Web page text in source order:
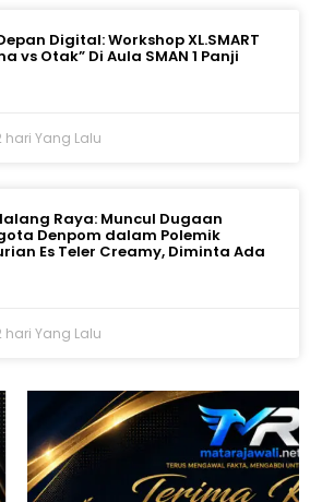
Digital: Workshop XL.SMART
vs Otak” Di Aula SMAN 1 Panji
hari Yang Lalu
Raya: Muncul Dugaan
Denpom dalam Polemik
Es Teler Creamy, Diminta Ada
hari Yang Lalu